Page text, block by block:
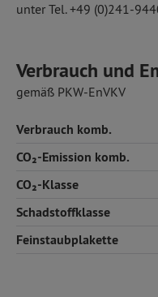
unter Tel. +49 (0)241-
Verbrauch und
gemäß PKW-EnVKV
Verbrauch komb.
CO₂-Emission komb.
CO₂-Klasse
Schadstoffklasse
Feinstaubplakette